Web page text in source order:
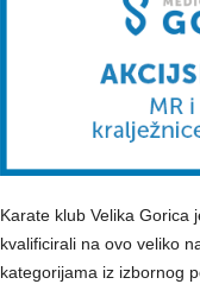
Karate klub Velika Gorica
kvalificirali na ovo veliko
kategorijama iz izbornog